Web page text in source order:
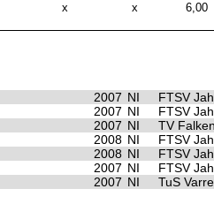
x x 6,00
2007 NI
FTSV
2007 NI
FTSV
2007 NI
TV
2008 NI
FTSV
2008 NI
FTSV
2007 NI
FTSV
2007 NI TuS